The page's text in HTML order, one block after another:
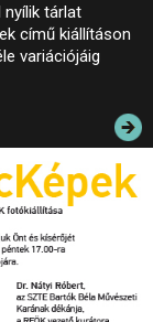
tárlat
című kiállításon
variációjáig